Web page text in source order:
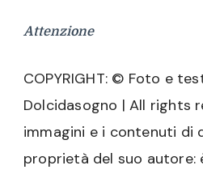
Attenzione
COPYRIGHT: © Foto e
Dolcidasogno | All rights
immagini e i contenuti di
proprietà del suo autore: